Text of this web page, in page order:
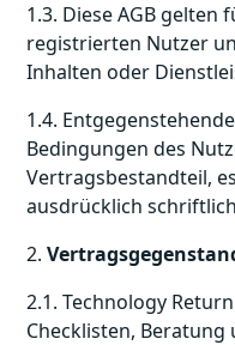
1.3. Diese AGB
registrierten Nutzer
Inhalten oder
1.4.
Bedingungen des
Vertragsbestandteil,
ausdrücklich
2.
2.1. Technology
Checklisten, Beratung